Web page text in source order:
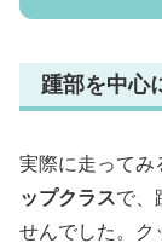
踵部を中心
実際に走ってみ
ップクラスで、
せんでした。ク